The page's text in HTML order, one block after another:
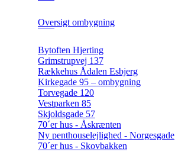
Oversigt ombygning
Bytoften Hjerting
Grimstrupvej 137
Rækkehus Ådalen Esbjerg
Kirkegade 95 – ombygning
Torvegade 120
Vestparken 85
Skjoldsgade 57
70´er hus - Åskrænten
Ny penthouselejlighed - Norgesgade
70´er hus - Skovbakken